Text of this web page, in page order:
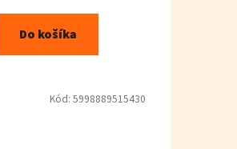
Do košíka
Kód: 5998889515430